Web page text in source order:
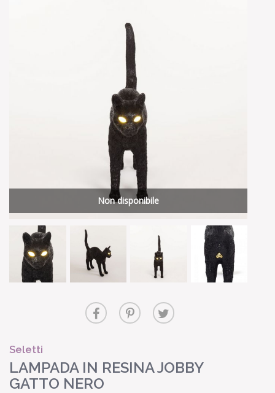
Non disponibile
Seletti
LAMPADA IN RESINA JOBBY
GATTO NERO